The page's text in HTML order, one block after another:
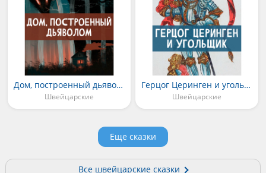
Дом, построенный дьяволом
Швейцарские
Герцог Церинген и угольщик
Швейцарские
Еще сказки
Все швейцарские сказки